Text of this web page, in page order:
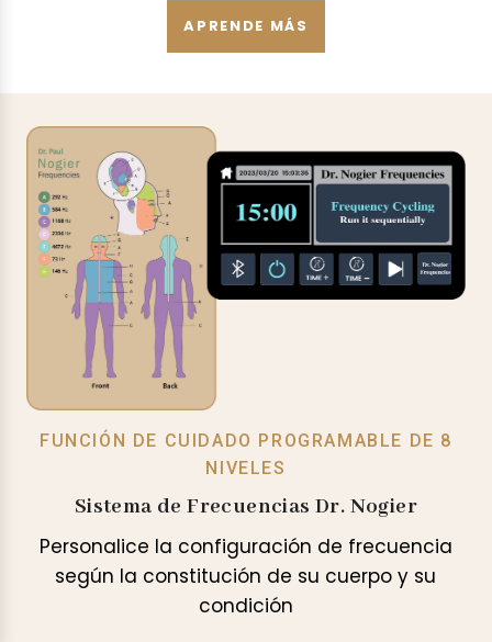
APRENDE MÁS
FUNCIÓN DE CUIDADO PROGRAMABLE DE 8
NIVELES
Sistema de Frecuencias Dr. Nogier
Personalice la configuración de frecuencia
según la constitución de su cuerpo y su
condición